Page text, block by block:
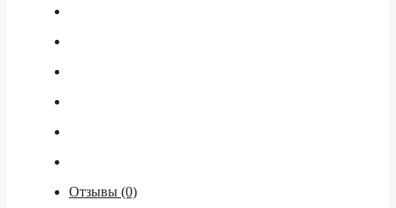
Отзывы (0)